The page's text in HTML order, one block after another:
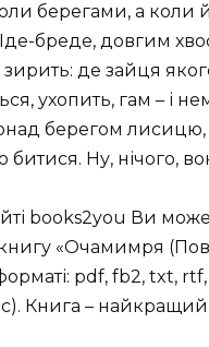
берегами, а коли
бреде, довгим
де зайця
ухопить, гам –
берегом лисицю,
Ну, нічого,
books2you Ви
«Очамимря
pdf, fb2, txt,
Книга –